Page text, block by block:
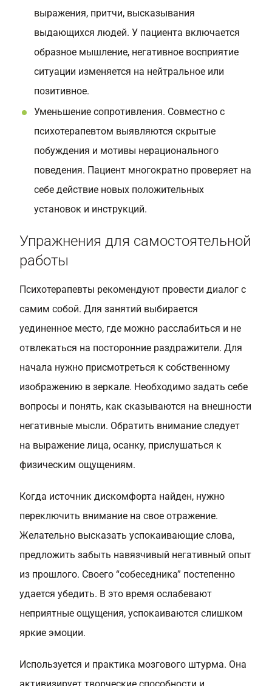
выражения, притчи, высказывания
выдающихся людей. У пациента включается
образное мышление, негативное восприятие
ситуации изменяется на нейтральное или
позитивное.
Уменьшение сопротивления. Совместно с
психотерапевтом выявляются скрытые
побуждения и мотивы нерационального
поведения. Пациент многократно проверяет на
себе действие новых положительных
установок и инструкций.
Упражнения для самостоятельной
работы
Психотерапевты рекомендуют провести диалог с
самим собой. Для занятий выбирается
уединенное место, где можно расслабиться и не
отвлекаться на посторонние раздражители. Для
начала нужно присмотреться к собственному
изображению в зеркале. Необходимо задать себе
вопросы и понять, как сказываются на внешности
негативные мысли. Обратить внимание следует
на выражение лица, осанку, прислушаться к
физическим ощущениям.
Когда источник дискомфорта найден, нужно
переключить внимание на свое отражение.
Желательно высказать успокаивающие слова,
предложить забыть навязчивый негативный опыт
из прошлого. Своего “собеседника” постепенно
удается убедить. В это время ослабевают
неприятные ощущения, успокаиваются слишком
яркие эмоции.
Используется и практика мозгового штурма. Она